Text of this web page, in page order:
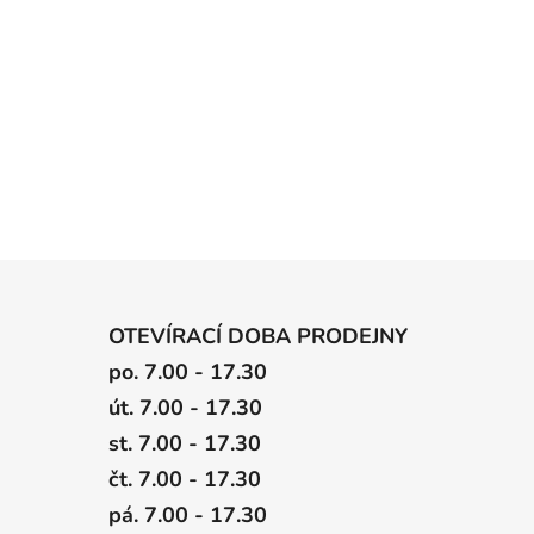
OTEVÍRACÍ DOBA PRODEJNY
po. 7.00 - 17.30
út. 7.00 - 17.30
st. 7.00 - 17.30
čt. 7.00 - 17.30
pá. 7.00 - 17.30